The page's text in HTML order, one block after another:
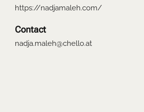
https://nadjamaleh.com/
Contact
nadja.maleh@chello.at